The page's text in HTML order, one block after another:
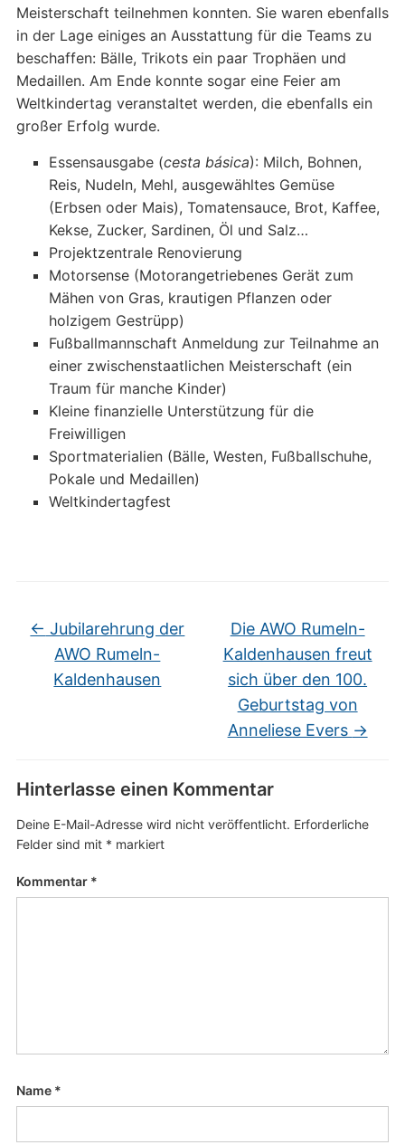
Meisterschaft teilnehmen konnten. Sie waren ebenfalls
in der Lage einiges an Ausstattung für die Teams zu
beschaffen: Bälle, Trikots ein paar Trophäen und
Medaillen. Am Ende konnte sogar eine Feier am
Weltkindertag veranstaltet werden, die ebenfalls ein
großer Erfolg wurde.
Essensausgabe (cesta básica): Milch, Bohnen,
Reis, Nudeln, Mehl, ausgewähltes Gemüse
(Erbsen oder Mais), Tomatensauce, Brot, Kaffee,
Kekse, Zucker, Sardinen, Öl und Salz…
Projektzentrale Renovierung
Motorsense (Motorangetriebenes Gerät zum
Mähen von Gras, krautigen Pflanzen oder
holzigem Gestrüpp)
Fußballmannschaft Anmeldung zur Teilnahme an
einer zwischenstaatlichen Meisterschaft (ein
Traum für manche Kinder)
Kleine finanzielle Unterstützung für die
Freiwilligen
Sportmaterialien (Bälle, Westen, Fußballschuhe,
Pokale und Medaillen)
Weltkindertagfest
← Jubilarehrung der
AWO Rumeln-
Kaldenhausen
Die AWO Rumeln-
Kaldenhausen freut
sich über den 100.
Geburtstag von
Anneliese Evers →
Hinterlasse einen Kommentar
Deine E-Mail-Adresse wird nicht veröffentlicht. Erforderliche
Felder sind mit * markiert
Kommentar *
Name *